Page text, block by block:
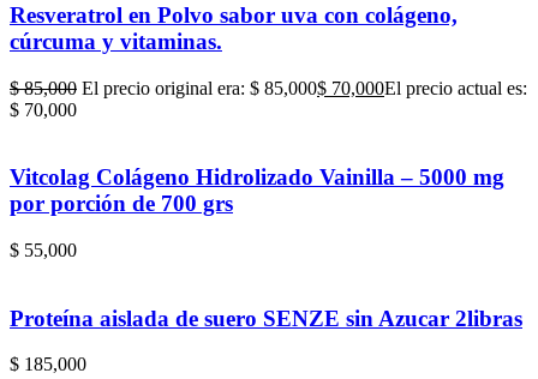
Resveratrol en Polvo sabor uva con colágeno,
cúrcuma y vitaminas.
$85,000 El precio original era: $ 85,000$ 70,000El precio actual es:
$ 70,000
Vitcolag Colágeno Hidrolizado Vainilla – 5000 mg
por porción de 700 grs
$ 55,000
Proteína aislada de suero SENZE sin Azucar 2libras
$ 185,000